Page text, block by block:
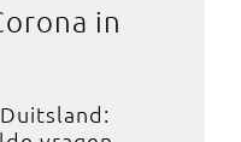
in